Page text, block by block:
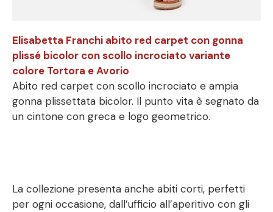
Elisabetta Franchi abito red carpet con gonna
plissé bicolor con scollo incrociato variante
colore Tortora e Avorio
Abito red carpet con scollo incrociato e ampia
gonna plissettata bicolor. Il punto vita è segnato da
un cintone con greca e logo geometrico.
La collezione presenta anche abiti corti, perfetti
per ogni occasione, dall’ufficio all’aperitivo con gli